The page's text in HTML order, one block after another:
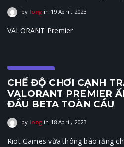
by long in 19 April, 2023
VALORANT Premier
E-Sports
CHẾ ĐỘ CHƠI CẠNH
VALORANT PREMIER
ĐẦU BETA TOÀN CẦU
by long in 18 April, 2023
Riot Games vừa thông báo rằng